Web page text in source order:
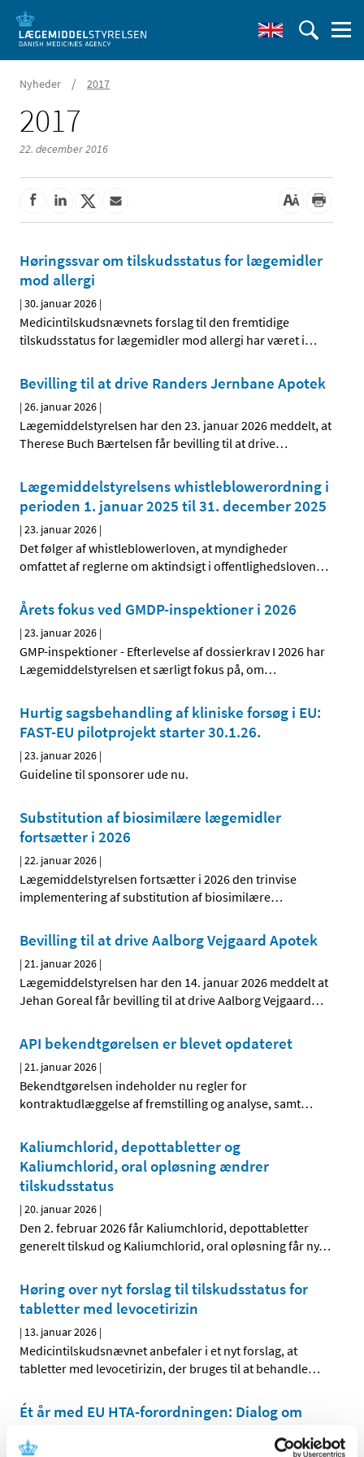
Nyheder / 2017
2017
22. december 2016
Høringssvar om tilskudsstatus for lægemidler
mod allergi
|30. januar 2026 |
Medicintilskudsnævnets forslag til den fremtidige
tilskudsstatus for lægemidler mod allergi har været i…
Bevilling til at drive Randers Jernbane Apotek
|26. januar 2026 |
Lægemiddelstyrelsen har den 23. januar 2026 meddelt, at
Therese Buch Bærtelsen får bevilling til at drive…
Lægemiddelstyrelsens whistleblowerordning i
perioden 1. januar 2025 til 31. december 2025
|23. januar 2026 |
Det følger af whistleblowerloven, at myndigheder
omfattet af reglerne om aktindsigt i offentlighedsloven…
Årets fokus ved GMDP-inspektioner i 2026
|23. januar 2026 |
GMP-inspektioner - Efterlevelse af dossierkrav I 2026 har
Lægemiddelstyrelsen et særligt fokus på, om…
Hurtig sagsbehandling af kliniske forsøg i EU:
FAST-EU pilotprojekt starter 30.1.26.
|23. januar 2026 |
Guideline til sponsorer ude nu.
Substitution af biosimilære lægemidler
fortsætter i 2026
|22. januar 2026 |
Lægemiddelstyrelsen fortsætter i 2026 den trinvise
implementering af substitution af biosimilære…
Bevilling til at drive Aalborg Vejgaard Apotek
|21. januar 2026 |
Lægemiddelstyrelsen har den 14. januar 2026 meddelt at
Jehan Goreal får bevilling til at drive Aalborg Vejgaard…
API bekendtgørelsen er blevet opdateret
|21. januar 2026 |
Bekendtgørelsen indeholder nu regler for
kontraktudlæggelse af fremstilling og analyse, samt…
Kaliumchlorid, depottabletter og
Kaliumchlorid, oral opløsning ændrer
tilskudsstatus
|20. januar 2026 |
Den 2. februar 2026 får Kaliumchlorid, depottabletter
generelt tilskud og Kaliumchlorid, oral opløsning får ny…
Høring over nyt forslag til tilskudsstatus for
tabletter med levocetirizin
| 13. januar 2026 |
Medicintilskudsnævnet anbefaler i et nyt forslag, at
tabletter med levocetirizin, der bruges til at behandle…
Ét år med EU HTA-forordningen: Dialog om